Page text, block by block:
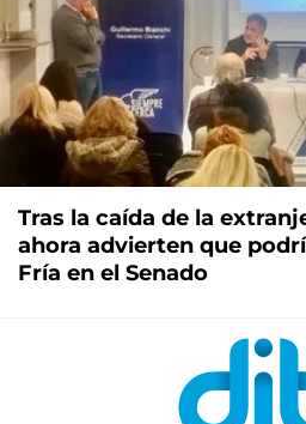
Tras la caída de la
ahora advierten que
Fría en el Senado